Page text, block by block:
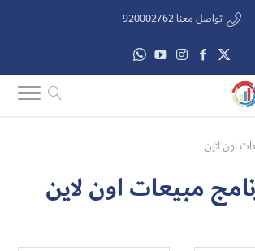
تواصل معنا 920002762
اون لاين
مبيعات اون لاين